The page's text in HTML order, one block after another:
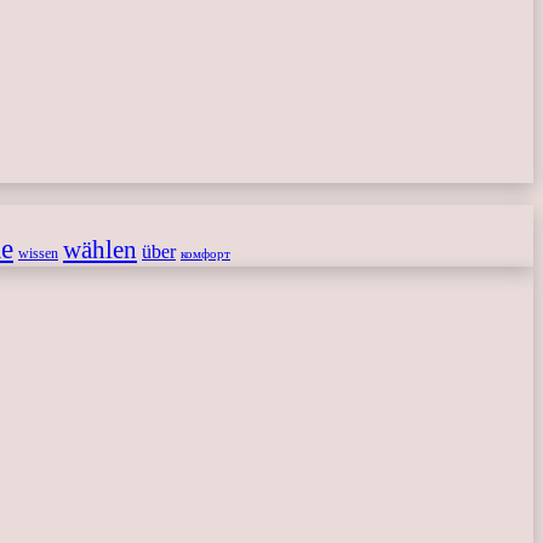
wissen wählen über комфорт